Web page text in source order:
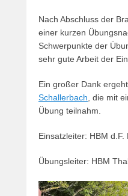
Nach Abschluss der
einer kurzen
Schwerpunkte der
sehr gute Arbeit der
Ein großer Dank
Schallerbach , die mit
Übung teilnahm.
Einsatzleiter: HBM d.F.
Übungsleiter: HBM